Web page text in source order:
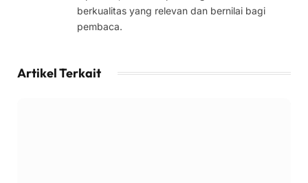
berkualitas yang relevan dan bernilai bagi
pembaca.
Artikel Terkait